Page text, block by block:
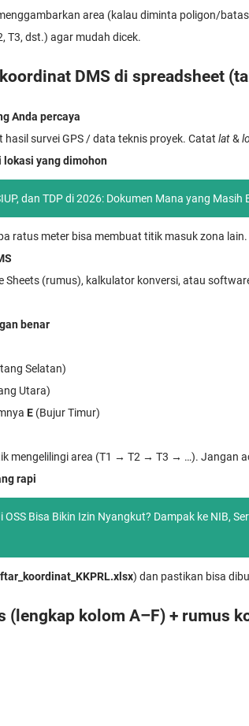
area (kalau diminta poligon/
T3, dst.) agar mudah dicek.
DMS di spreadsheet
Anda percaya
survei GPS / data teknis proyek. Catat lat&
yang dimohon
dan TDP di 2026: Dokumen Mana yang Masih
ratus meter bisa membuat titik masuk zona lain.
Sheets (rumus), kalkulator konversi, atau
benar
Selatan)
Utara)
E (Bujur Timur)
mengelilingi area (T1 → T2 → T3 → …). Jangan
rapi
OSS Bisa Bikin Izin Nyangkut? Dampak ke NIB,
) dan pastikan bisa
(lengkap kolom A–F) + rumus